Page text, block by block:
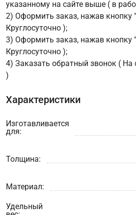
указанному на сайте выше ( в
2) Оформить заказ, нажав кнопку
Круглосуточно );
3) Оформить заказ, нажав кнопку
Круглосуточно );
4) Заказать обратный звонок ( На
)
Характеристики
Изготавливается
для:
Толщина:
Материал:
Удельный